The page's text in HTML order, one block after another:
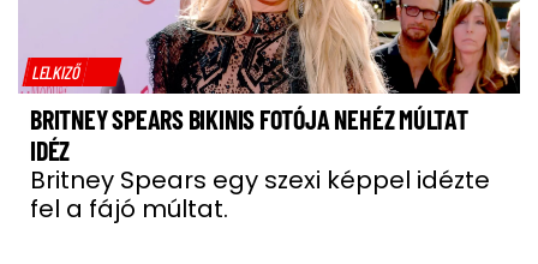
LELKIZŐ
BRITNEY SPEARS BIKINIS FOTÓJA NEHÉZ MÚLTAT
IDÉZ
Britney Spears egy szexi képpel idézte
fel a fájó múltat.